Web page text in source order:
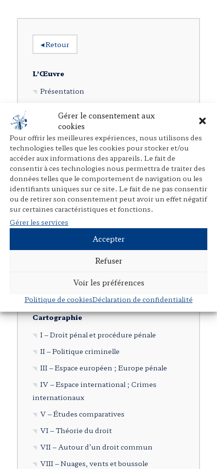
Gérer le consentement aux
cookies
Pour offrir les meilleures expériences, nous utilisons des
technologies telles que les cookies pour stocker et/ou
accéder aux informations des appareils. Le fait de
consentir à ces technologies nous permettra de traiter des
données telles que le comportement de navigation ou les
identifiants uniques sur ce site. Le fait de ne pas consentir
ou de retirer son consentement peut avoir un effet négatif
sur certaines caractéristiques et fonctions.
Gérer les services
Accepter
Refuser
Voir les préférences
Politique de cookiesDéclaration de confidentialité
◂Retour
L’Œuvre
Présentation
Rubriques
Ouvrages individuels
Direction d’ouvrages collectifs
Participation à des ouvrages collectifs
Articles dans des revues juridiques
Avant-propos, préfaces, postfaces,
comptes rendus
Cours, colloques, conférences, tables
Tribunes et articles divers
Cartographie
I – Droit pénal et procédure pénale
II – Politique criminelle
III – Espace européen ; Europe pénale
IV – Espace international ; Crimes
internationaux
V – Études comparatives
VI – Théorie du droit
VII – Autour d’un droit commun
VIII – Nuages, vents et boussole